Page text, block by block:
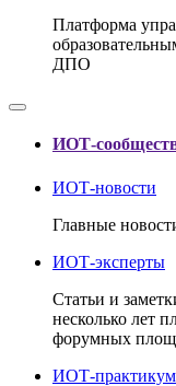
Платформа
ДПО
ИОТ-
ИОТ-новости
Главные
ИОТ-эксперты
Статьи и
несколько лет
форумных
ИОТ-практикум